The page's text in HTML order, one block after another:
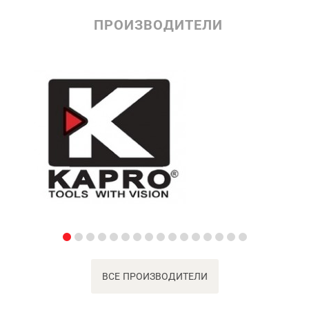
ПРОИЗВОДИТЕЛИ
ВСЕ ПРОИЗВОДИТЕЛИ